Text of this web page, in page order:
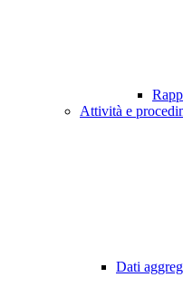
Attività e
Dati